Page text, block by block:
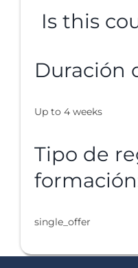
Is this
Duración
Up to 4 weeks
Tipo de
single_offer